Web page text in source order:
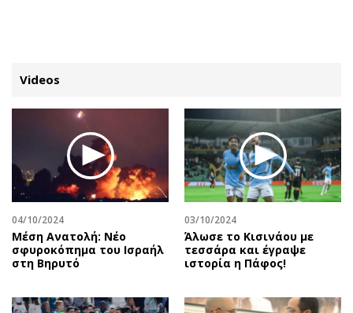
ΚΑΤΗΓΟΡΙΕΣ ΣΥΝΔΕΣΗ
Κύπρος
Παιδεία
Υγεία
Πολιτική
Βουλευτικές 2026
Προεδρικές 2023
Απόψεις
Αρθρογραφία
The Hill
Υγεία
Αγγελίες
Πωλούνται
Videos
04/10/2024
Mέση Ανατολή: Νέο
σφυροκόπημα του Ισραήλ
στη Βηρυτό
03/10/2024
Άλωσε το Κισινάου με
τεσσάρα και έγραψε
ιστορία η Πάφος!